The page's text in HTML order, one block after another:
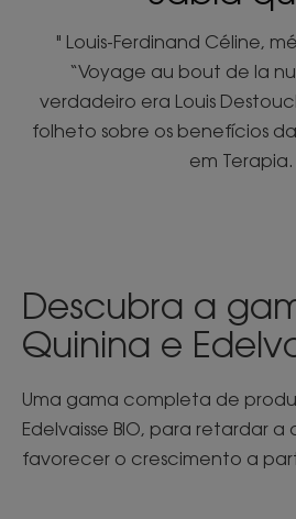
" Louis-Ferdinand Céline,
“Voyage au bout de la
verdadeiro era Louis
folheto sobre os benefícios
em Terapia.
Descubra a
Quinina e
Uma gama completa de
Edelvaisse BIO, para retardar
favorecer o crescimento a